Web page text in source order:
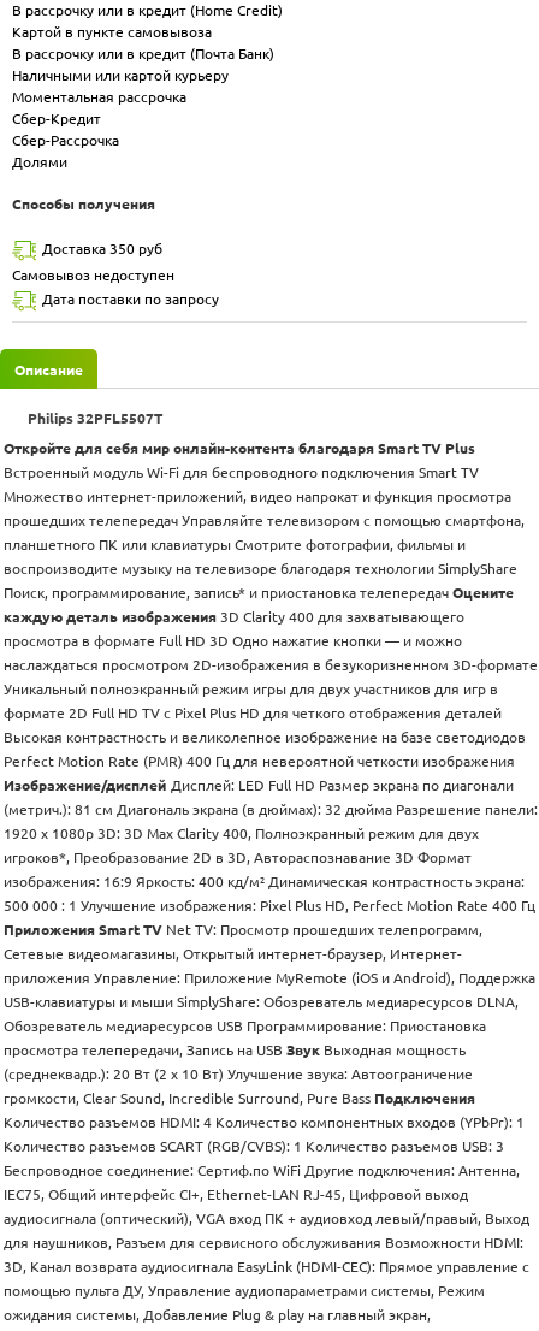
В рассрочку или в кредит (Home Credit)
Картой в пункте самовывоза
В рассрочку или в кредит (Почта Банк)
Наличными или картой курьеру
Моментальная рассрочка
Сбер-Кредит
Сбер-Рассрочка
Долями
Способы получения
Доставка 350 руб
Самовывоз недоступен
Дата поставки по запросу
Описание
Philips 32PFL5507T
Откройте для себя мир онлайн-контента благодаря Smart TV Plus
Встроенный модуль Wi-Fi для беспроводного подключения Smart TV
Множество интернет-приложений, видео напрокат и функция просмотра
прошедших телепередач Управляйте телевизором с помощью смартфона,
планшетного ПК или клавиатуры Смотрите фотографии, фильмы и
воспроизводите музыку на телевизоре благодаря технологии SimplyShare
Поиск, программирование, запись* и приостановка телепередач Оцените
каждую деталь изображения 3D Clarity 400 для захватывающего
просмотра в формате Full HD 3D Одно нажатие кнопки — и можно
наслаждаться просмотром 2D-изображения в безукоризненном 3D-формате
Уникальный полноэкранный режим игры для двух участников для игр в
формате 2D Full HD TV с Pixel Plus HD для четкого отображения деталей
Высокая контрастность и великолепное изображение на базе светодиодов
Perfect Motion Rate (PMR) 400 Гц для невероятной четкости изображения
Изображение/дисплей Дисплей: LED Full HD Размер экрана по диагонали
(метрич.): 81 см Диагональ экрана (в дюймах): 32 дюйма Разрешение панели:
1920 x 1080р 3D: 3D Max Clarity 400, Полноэкранный режим для двух
игроков*, Преобразование 2D в 3D, Автораспознавание 3D Формат
изображения: 16:9 Яркость: 400 кд/м² Динамическая контрастность экрана:
500 000 : 1 Улучшение изображения: Pixel Plus HD, Рerfect Motion Rate 400 Гц
Приложения Smart TV Net TV: Просмотр прошедших телепрограмм,
Сетевые видеомагазины, Открытый интернет-браузер, Интернет-
приложения Управление: Приложение MyRemote (iOS и Android), Поддержка
USB-клавиатуры и мыши SimplyShare: Обозреватель медиаресурсов DLNA,
Обозреватель медиаресурсов USB Программирование: Приостановка
просмотра телепередачи, Запись на USB Звук Выходная мощность
(среднеквадр.): 20 Вт (2 x 10 Вт) Улучшение звука: Автоограничение
громкости, Clear Sound, Incredible Surround, Pure Bass Подключения
Количество разъемов HDMI: 4 Количество компонентных входов (YPbPr): 1
Количество разъемов SCART (RGB/CVBS): 1 Количество разъемов USB: 3
Беспроводное соединение: Сертиф.по WiFi Другие подключения: Антенна,
IEC75, Общий интерфейс CI+, Ethernet-LAN RJ-45, Цифровой выход
аудиосигнала (оптический), VGA вход ПК + аудиовход левый/правый, Выход
для наушников, Разъем для сервисного обслуживания Возможности HDMI:
3D, Канал возврата аудиосигнала EasyLink (HDMI-CEC): Прямое управление с
помощью пульта ДУ, Управление аудиопараметрами системы, Режим
ожидания системы, Добавление Plug & play на главный экран,